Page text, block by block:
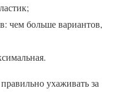
чем больше вариантов,
ухаживать за